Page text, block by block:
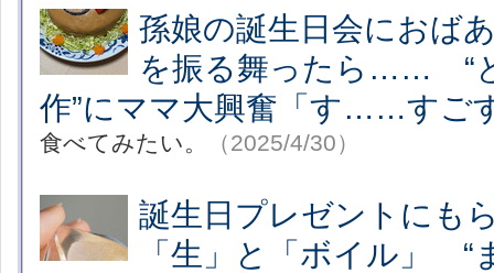
孫娘の誕生日会におば
を振る舞ったら…… “
作”にママ大興奮「す……すご
食べてみたい。 （2025/4/30）
誕生日プレゼントに
「生」と「ボイル」 “